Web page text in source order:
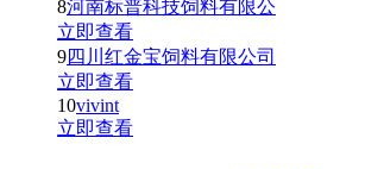
8河南标普科技饲料有限公
立即查看
9四川红金宝饲料有限公司
立即查看
10vivint
立即查看